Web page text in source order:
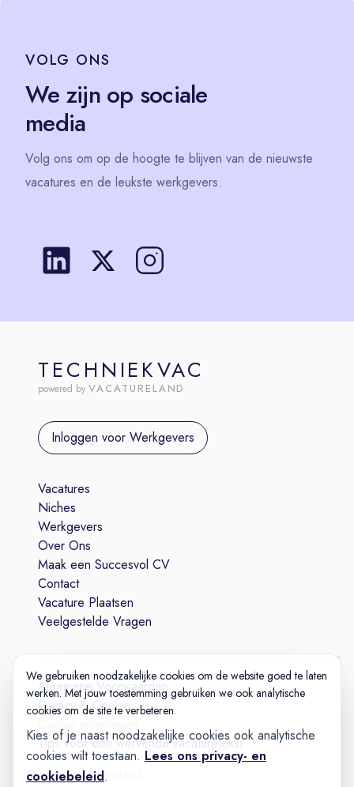
VOLG ONS
We zijn op sociale
media
Volg ons om op de hoogte te blijven van de nieuwste
vacatures en de leukste werkgevers.
TECHNIEKVAC
powered by VACATURELAND
Inloggen voor Werkgevers
Vacatures
Niches
Werkgevers
Over Ons
Maak een Succesvol CV
Contact
Vacature Plaatsen
Veelgestelde Vragen
© 2025 Vacatureland
Algemene Voorwaarden
Privacy & Cookie
Tips voor een wervende vacaturetekst
We gebruiken noodzakelijke cookies om de website goed te laten
werken. Met jouw toestemming gebruiken we ook analytische
cookies om de site te verbeteren.
Kies of je naast noodzakelijke cookies ook analytische
cookies wilt toestaan. Lees ons privacy- en
cookiebeleid.